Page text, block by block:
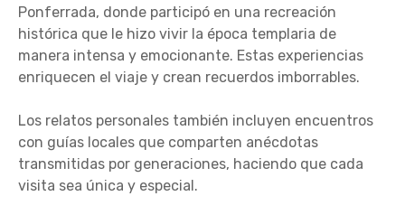
Ponferrada, donde participó en una recreación
histórica que le hizo vivir la época templaria de
manera intensa y emocionante. Estas experiencias
enriquecen el viaje y crean recuerdos imborrables.
Los relatos personales también incluyen encuentros
con guías locales que comparten anécdotas
transmitidas por generaciones, haciendo que cada
visita sea única y especial.